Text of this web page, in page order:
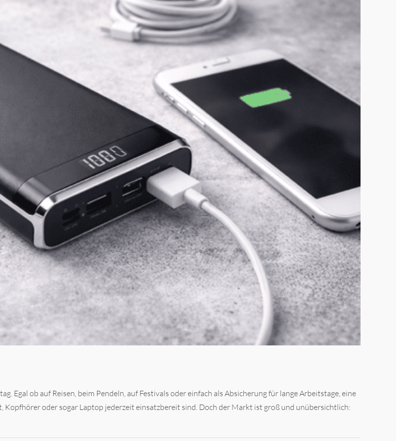
Egal ob auf Reisen, beim Pendeln, auf Festivals oder einfach als Absicherung für lange Arbeitstage, eine
Kopfhörer oder sogar Laptop jederzeit einsatzbereit sind. Doch der Markt ist groß und unübersichtlich: